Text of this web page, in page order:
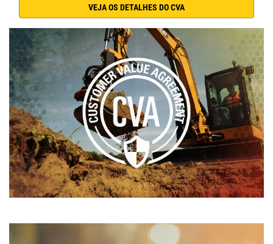
VEJA OS DETALHES DO CVA